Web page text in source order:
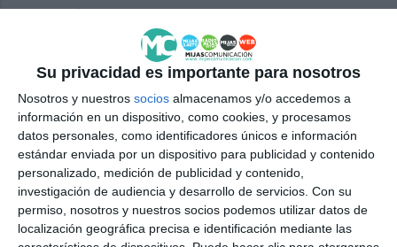
Su privacidad es importante para nosotros
Nosotros y nuestros socios almacenamos y/o accedemos a
información en un dispositivo, como cookies, y procesamos
datos personales, como identificadores únicos e información
estándar enviada por un dispositivo para publicidad y contenido
personalizado, medición de publicidad y contenido,
investigación de audiencia y desarrollo de servicios. Con su
permiso, nosotros y nuestros socios podemos utilizar datos de
localización geográfica precisa e identificación mediante las
gramos de cocaína rosa, 5.567 euros en efectivo,
una baliza de seguimiento GPS, prendas de vestir
utilizadas en los atracos y diversos equipos
tecnológicos, entre otros efectos.
Como balance de la investigación, se detuvieron a
ocho personas en relación con la trama. Uno de los
cabecillas de la red ya ha ingresado en prisión. Los
hechos son investigados por el Juzgado de